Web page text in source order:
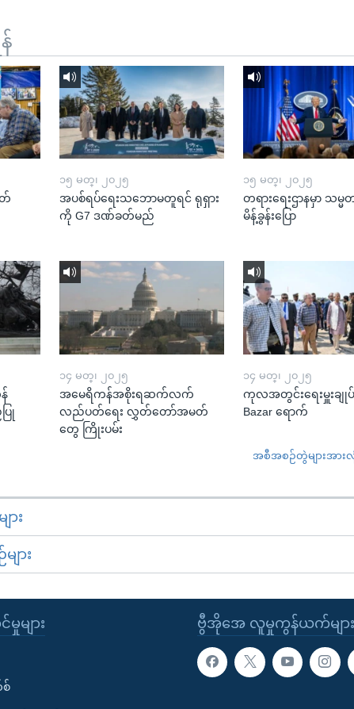
တ်
၁၅ မတ္၊ ၂၀၂၅
အပစ်ရပ်ရေးသဘောမတူရင် ရုရှား
ကို G7 ဒဏ်ခတ်မည်
၁၅ မတ္၊ ၂၀၂၅
တရားရေးဌာနမှာ သမ္မ
မိန့်ခွန်းပြော
ြု
၁၄ မတ္၊ ၂၀၂၅
အမေရိကန်အစိုးရဆက်လက်
လည်ပတ်ရေး လွှတ်တော်အမတ်
တွေ ကြိုးပမ်း
၁၄ မတ္၊ ၂၀၂၅
ကုလအတွင်းရေးမှူးချုပ်
Bazar ရောက်
အစီအစဉ်တွဲများအား
း
ား
ဗွီအိုအေ လူမှုကွန်ယက်များ
များ
စ်